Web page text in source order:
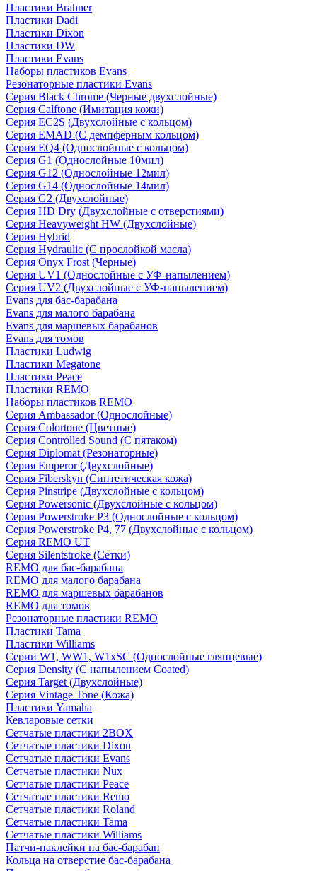
Пластики Brahner
Пластики Dadi
Пластики Dixon
Пластики DW
Пластики Evans
Наборы пластиков Evans
Резонаторные пластики Evans
Серия Black Chrome (Черные двухслойные)
Серия Calftone (Имитация кожи)
Серия EC2S (Двухслойные с кольцом)
Серия EMAD (С демпферным кольцом)
Серия EQ4 (Однослойные с кольцом)
Серия G1 (Однослойные 10мил)
Серия G12 (Однослойные 12мил)
Серия G14 (Однослойные 14мил)
Серия G2 (Двухслойные)
Серия HD Dry (Двухслойные с отверстиями)
Серия Heavyweight HW (Двухслойные)
Серия Hybrid
Серия Hydraulic (С прослойкой масла)
Серия Onyx Frost (Черные)
Серия UV1 (Однослойные с УФ-напылением)
Серия UV2 (Двухслойные с УФ-напылением)
Evans для бас-барабана
Evans для малого барабана
Evans для маршевых барабанов
Evans для томов
Пластики Ludwig
Пластики Megatone
Пластики Peace
Пластики REMO
Наборы пластиков REMO
Серия Ambassador (Однослойные)
Серия Colortone (Цветные)
Серия Controlled Sound (С пятаком)
Серия Diplomat (Резонаторные)
Серия Emperor (Двухслойные)
Серия Fiberskyn (Синтетическая кожа)
Серия Pinstripe (Двухслойные с кольцом)
Серия Powersonic (Двухслойные с кольцом)
Серия Powerstroke P3 (Однослойные с кольцом)
Серия Powerstroke P4, 77 (Двухслойные с кольцом)
Серия REMO UT
Серия Silentstroke (Сетки)
REMO для бас-барабана
REMO для малого барабана
REMO для маршевых барабанов
REMO для томов
Резонаторные пластики REMO
Пластики Tama
Пластики Williams
Серии W1, WW1, W1xSC (Однослойные глянцевые)
Серия Density (C напылением Coated)
Серия Target (Двухслойные)
Серия Vintage Tone (Кожа)
Пластики Yamaha
Кевларовые сетки
Сетчатые пластики 2BOX
Сетчатые пластики Dixon
Сетчатые пластики Evans
Сетчатые пластики Nux
Сетчатые пластики Peace
Сетчатые пластики Remo
Сетчатые пластики Roland
Сетчатые пластики Tama
Сетчатые пластики Williams
Патчи-наклейки на бас-барабан
Кольца на отверстие бас-барабана